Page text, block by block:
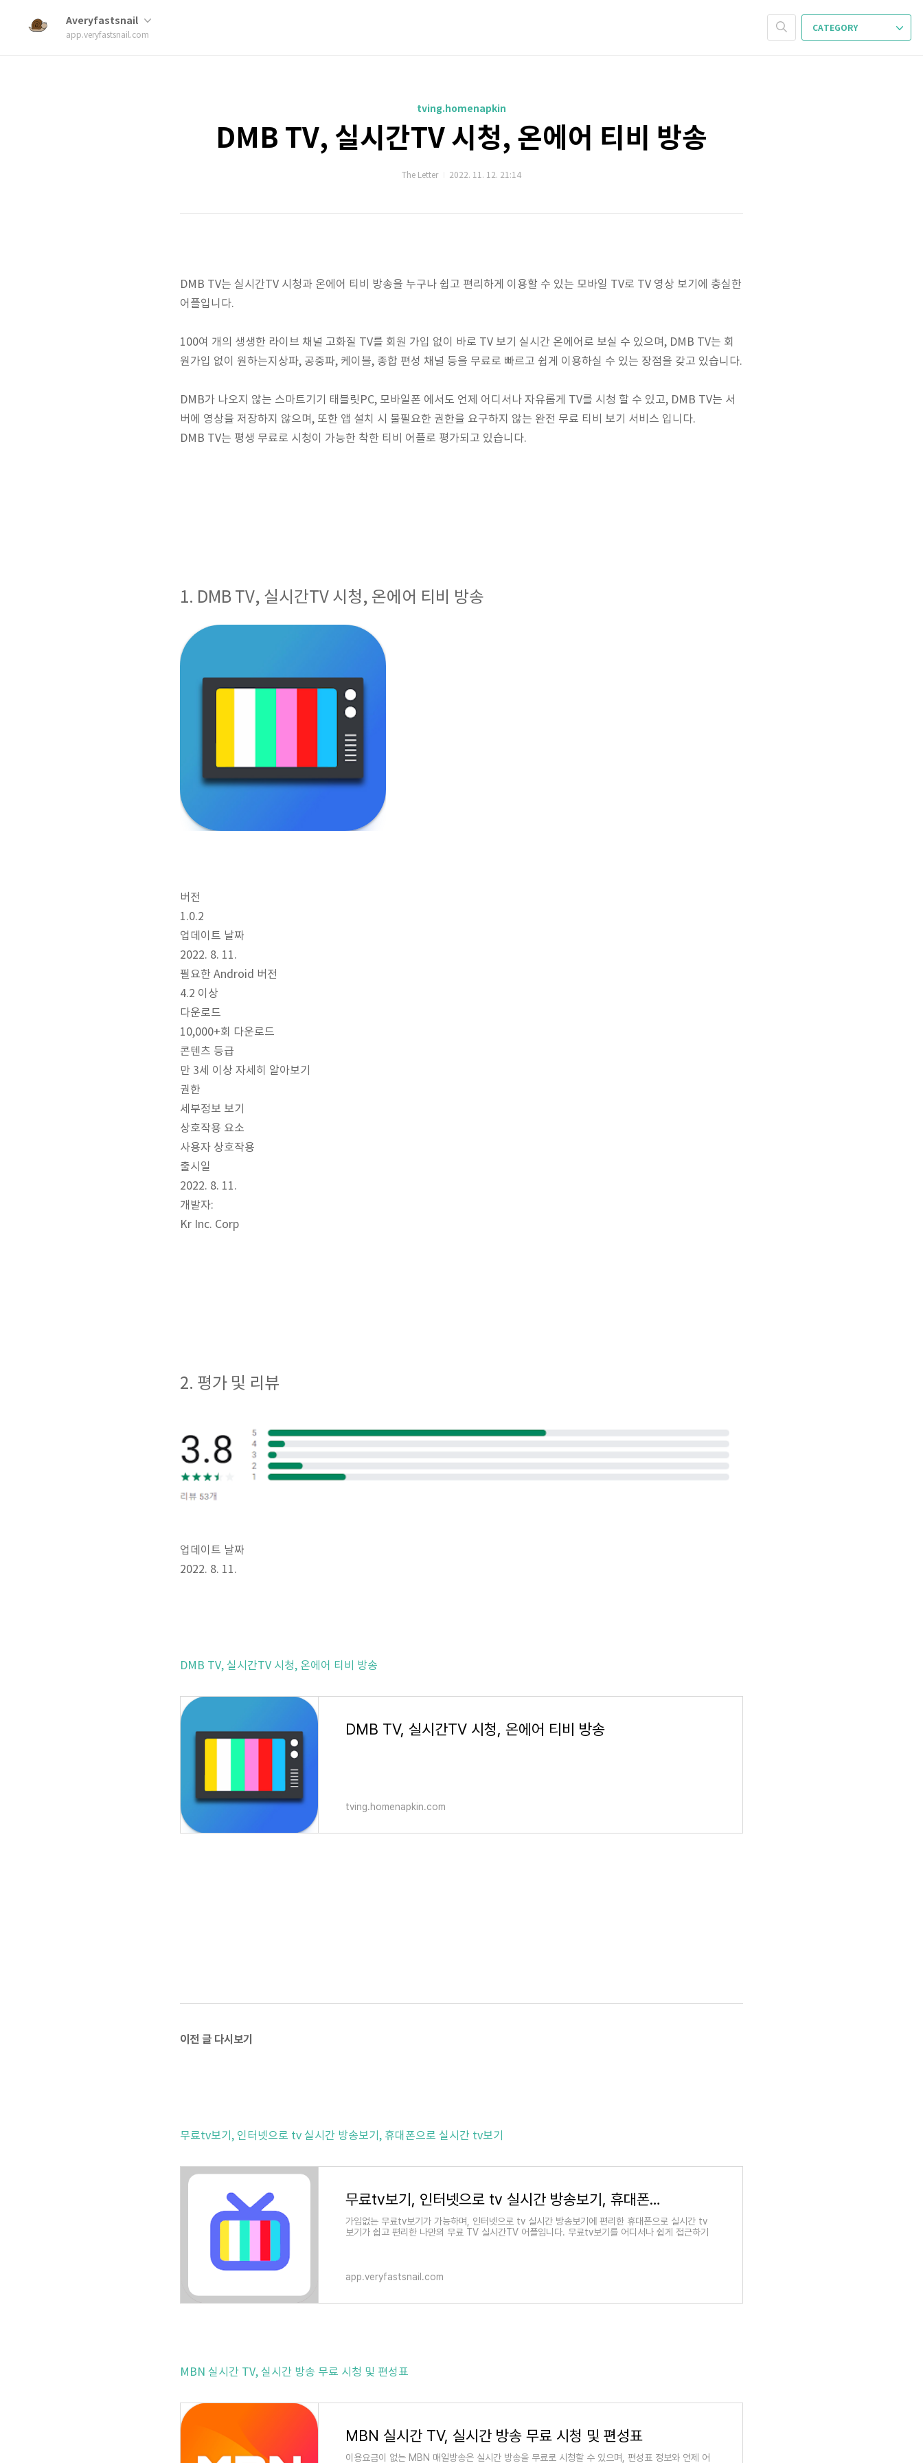
Averyfastsnail
app.veryfastsnail.com
CATEGORY
tving.homenapkin
DMB TV, 실시간TV 시청, 온에어 티비 방송
The Letter 2022. 11. 12. 21:14
DMB TV는 실시간TV 시청과 온에어 티비 방송을 누구나 쉽고 편리하게 이용할 수 있는 모바일 TV로 TV 영상 보기에 충실한
어플입니다.
100여 개의 생생한 라이브 채널 고화질 TV를 회원 가입 없이 바로 TV 보기 실시간 온에어로 보실 수 있으며, DMB TV는 회
원가입 없이 원하는지상파, 공중파, 케이블, 종합 편성 채널 등을 무료로 빠르고 쉽게 이용하실 수 있는 장점을 갖고 있습니다.
DMB가 나오지 않는 스마트기기 태블릿PC, 모바일폰 에서도 언제 어디서나 자유롭게 TV를 시청 할 수 있고, DMB TV는 서
버에 영상을 저장하지 않으며, 또한 앱 설치 시 불필요한 권한을 요구하지 않는 완전 무료 티비 보기 서비스 입니다.
DMB TV는 평생 무료로 시청이 가능한 착한 티비 어플로 평가되고 있습니다.
1. DMB TV, 실시간TV 시청, 온에어 티비 방송
버전
1.0.2
업데이트 날짜
2022. 8. 11.
필요한 Android 버전
4.2 이상
다운로드
10,000+회 다운로드
콘텐츠 등급
만 3세 이상 자세히 알아보기
권한
세부정보 보기
상호작용 요소
사용자 상호작용
출시일
2022. 8. 11.
개발자:
Kr Inc. Corp
2. 평가 및 리뷰
업데이트 날짜
2022. 8. 11.
DMB TV, 실시간TV 시청, 온에어 티비 방송
DMB TV, 실시간TV 시청, 온에어 티비 방송
tving.homenapkin.com
이전 글 다시보기
무료tv보기, 인터넷으로 tv 실시간 방송보기, 휴대폰으로 실시간 tv보기
무료tv보기, 인터넷으로 tv 실시간 방송보기, 휴대폰으로 실시간 tv보기
가입없는 무료tv보기가 가능하며, 인터넷으로 tv 실시간 방송보기에 편리한 휴대폰으로 실시간 tv
보기가 쉽고 편리한 나만의 무료 TV 실시간TV 어플입니다. 무료tv보기를 어디서나 쉽게 접근하기
app.veryfastsnail.com
MBN 실시간 TV, 실시간 방송 무료 시청 및 편성표
MBN 실시간 TV, 실시간 방송 무료 시청 및 편성표
이용요금이 없는 MBN 매일방송은 실시간 방송을 무료로 시청할 수 있으며, 편성표 정보와 언제 어